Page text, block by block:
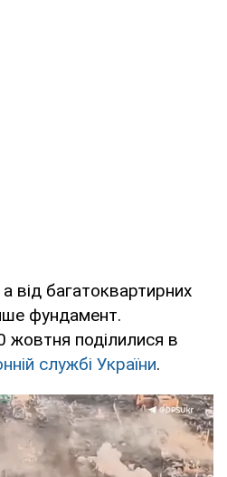
від багатоквартирних
фундамент.
жовтня поділилися в
службі України.